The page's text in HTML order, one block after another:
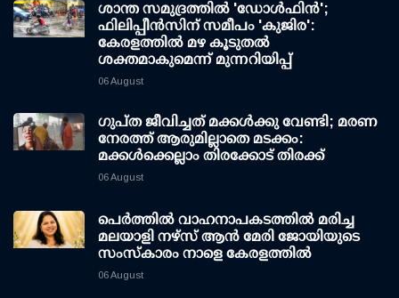
ശാന്ത സമുദ്രത്തില്‍ 'ഡോള്‍ഫിന്‍';
ഫിലിപ്പീന്‍സിന് സമീപം 'കുജിര':
കേരളത്തില്‍ മഴ കൂടുതല്‍
ശക്തമാകുമെന്ന് മുന്നറിയിപ്പ്
06 August
ഗുപ്ത ജീവിച്ചത് മക്കള്‍ക്കു വേണ്ടി; മരണ
നേരത്ത് ആരുമില്ലാതെ മടക്കം:
മക്കള്‍ക്കെല്ലാം തിരക്കോട് തിരക്ക്
06 August
പെർത്തിൽ വാഹനാപകടത്തിൽ മരിച്ച
മലയാളി നഴ്സ് ആൻ മേരി ജോയിയുടെ
സംസ്കാരം നാളെ കേരളത്തിൽ
06 August